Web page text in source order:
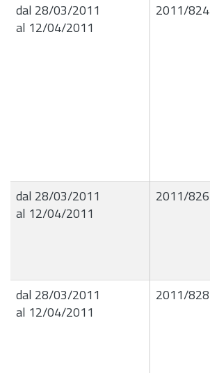
dal 28/03/2011
al 12/04/2011
2011/824
dal 28/03/2011
al 12/04/2011
2011/826
dal 28/03/2011
al 12/04/2011
2011/828